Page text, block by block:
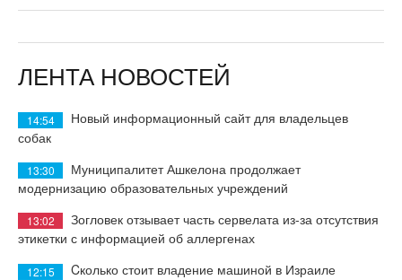
ЛЕНТА НОВОСТЕЙ
14:54
Новый информационный сайт для владельцев
собак
13:30
Муниципалитет Ашкелона продолжает
модернизацию образовательных учреждений
13:02
Зогловек отзывает часть сервелата из-за отсутствия
этикетки с информацией об аллергенах
12:15 Cколько стоит владение машиной в Израиле